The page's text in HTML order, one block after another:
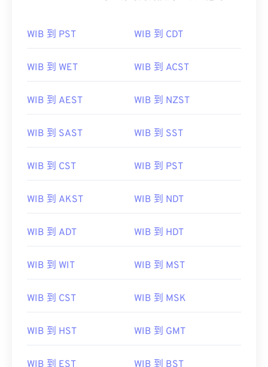
WIB 到 PST WIB 到 CDT
WIB 到 WET WIB 到 ACST
WIB 到 AEST WIB 到 NZST
WIB 到 SAST WIB 到 SST
WIB 到 CST WIB 到 PST
WIB 到 AKST WIB 到 NDT
WIB 到 ADT WIB 到 HDT
WIB 到 WIT WIB 到 MST
WIB 到 CST WIB 到 MSK
WIB 到 HST WIB 到 GMT
WIB 到 EST WIB 到 BST